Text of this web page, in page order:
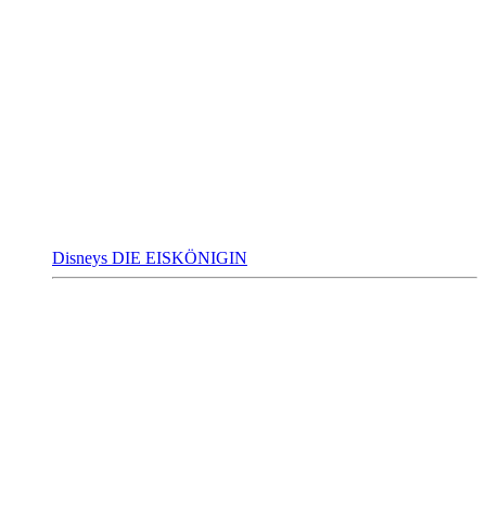
Disneys DIE EISKÖNIGIN